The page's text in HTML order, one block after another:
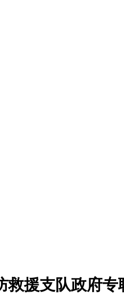
救援支队政府